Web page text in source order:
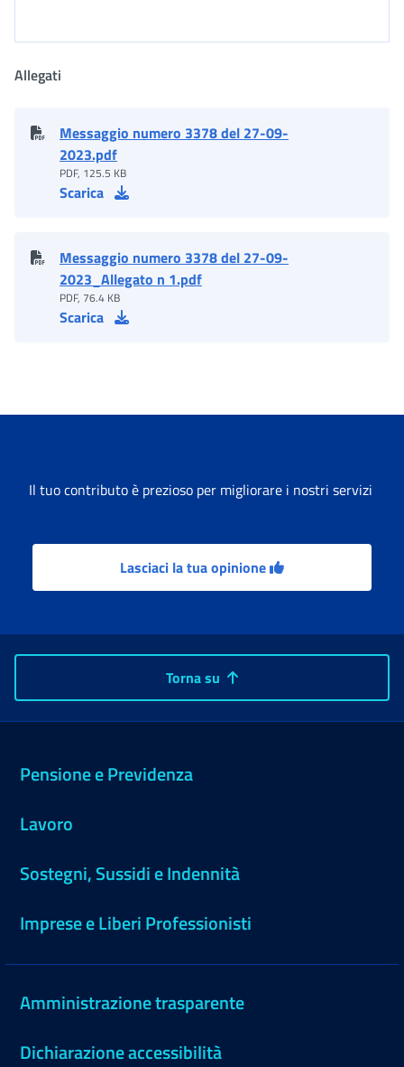
Allegati
Messaggio numero 3378 del 27-09-
2023.pdf
PDF, 125.5 KB
Scarica
Messaggio numero 3378 del 27-09-
2023_Allegato n 1.pdf
PDF, 76.4 KB
Scarica
Il tuo contributo è prezioso per migliorare i nostri servizi
Lasciaci la tua opinione
Torna su
Pensione e Previdenza
Lavoro
Sostegni, Sussidi e Indennità
Imprese e Liberi Professionisti
Amministrazione trasparente
Dichiarazione accessibilità